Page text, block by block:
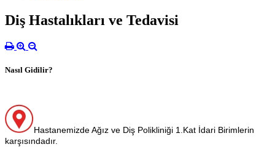
Diş Hastalıkları ve Tedavisi
Nasıl Gidilir?
Hastanemizde Ağız ve Diş Polikliniği 1.Kat İdari Birimlerin
karşısındadır.